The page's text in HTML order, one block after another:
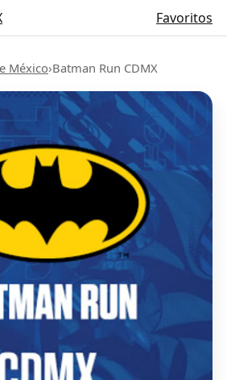
Favoritos
México›Batman Run CDMX